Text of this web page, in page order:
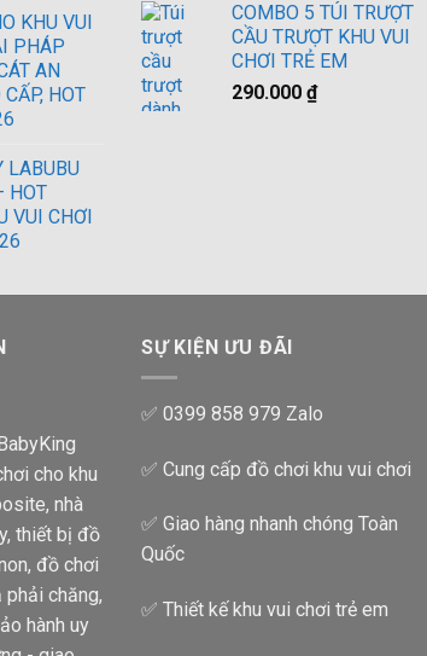
KHU VUI
PHÁP
AN
HOT
LABUBU
HOT
VUI CHƠI
COMBO 5 TÚI TRƯỢT
CẦU TRƯỢT KHU VUI
CHƠI TRẺ EM
290.000 ₫
cho khu
nhà
thiết bị đồ
đồ chơi
chăng,
hành uy
SỰ KIỆN ƯU ĐÃI
✅ 0399 858 979 Zalo
✅ Cung cấp đồ chơi khu vui chơi
✅ Giao hàng nhanh chóng Toàn
Quốc
✅ Thiết kế khu vui chơi trẻ em